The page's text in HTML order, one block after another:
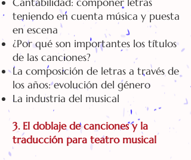
teniendo en cuenta música y puesta
en escena
¿Por qué son importantes los títulos
de las canciones?
La composición de letras a través de
los años: evolución del género
La industria del musical
3. El doblaje de canciones y la
traducción para teatro musical